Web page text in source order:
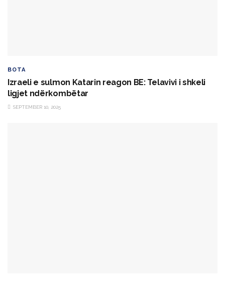
BOTA
Izraeli e sulmon Katarin reagon BE: Telavivi i shkeli
ligjet ndërkombëtar
SEPTEMBER 10, 2025